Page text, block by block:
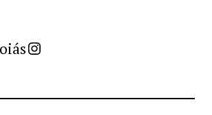
Imprensa Criativa da Cidade de Goiás